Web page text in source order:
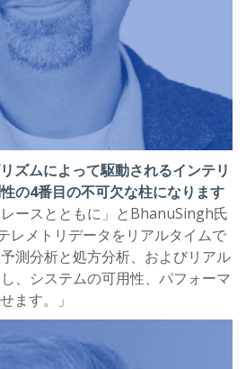
ズムによって駆動されるインテリ
の4番目の不可欠な柱になります
ースとともに」とBhanuSingh氏
レメトリデータをリアルタイムで
測分析と処方分析、およびリアル
、システムの可用性、パフォーマ
ます。」